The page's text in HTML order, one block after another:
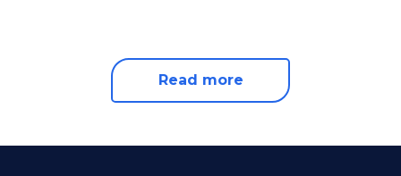
Read more